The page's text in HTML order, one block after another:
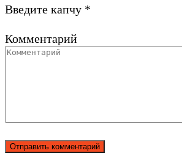
Введите капчу *
Комментарий